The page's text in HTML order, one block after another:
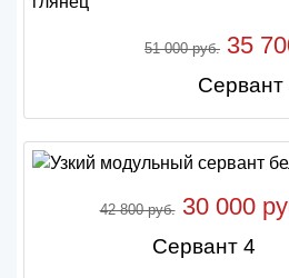
51 000 руб. 35
Сервант
42 800 руб.30 000
Сервант 4